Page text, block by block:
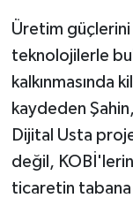
Üretim güçlerini
teknolojilerle
kalkınmasında
kaydeden
Dijital Usta
değil,
ticaretin tabana